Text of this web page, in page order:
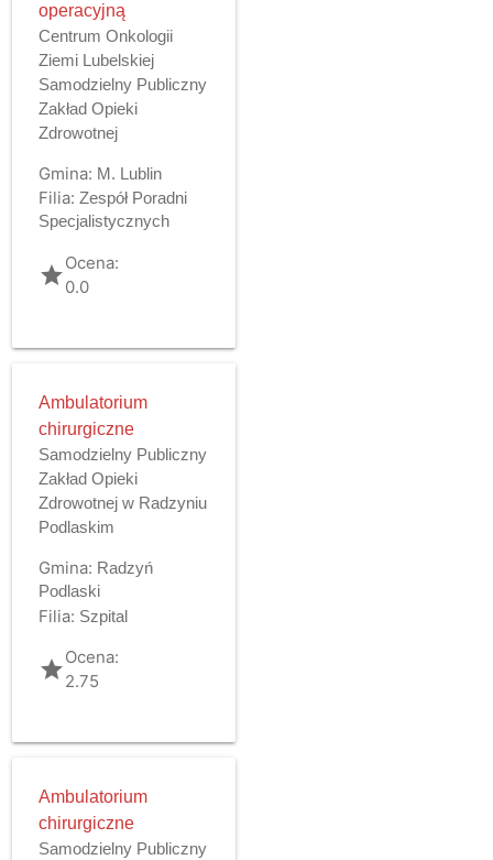
operacyjną
Centrum Onkologii
Ziemi Lubelskiej
Samodzielny Publiczny
Zakład Opieki
Zdrowotnej
Gmina: M. Lublin
Filia: Zespół Poradni
Specjalistycznych
gradeOcena:
0.0
Ambulatorium
chirurgiczne
Samodzielny Publiczny
Zakład Opieki
Zdrowotnej w Radzyniu
Podlaskim
Gmina: Radzyń
Podlaski
Filia: Szpital
gradeOcena:
2.75
Ambulatorium
chirurgiczne
Samodzielny Publiczny